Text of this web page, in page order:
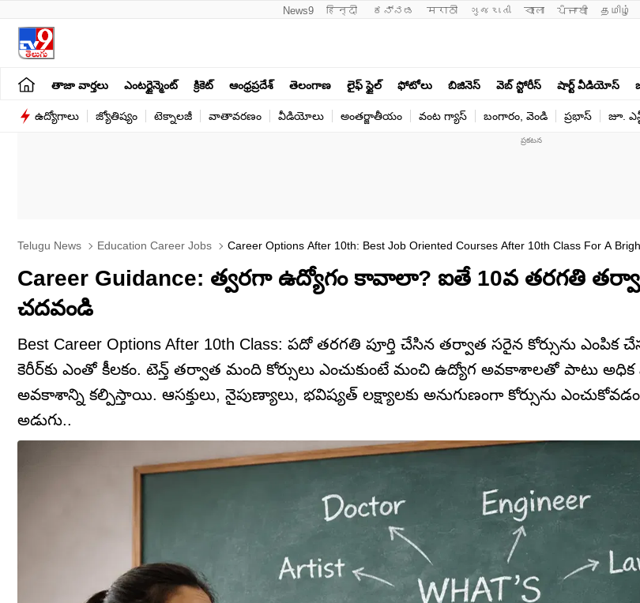
News9 हिन्दी ಕನ್ನಡ मराठी ગુજરાતી বাংলা ਪੰਜਾਬੀ தமிழ்
తాజా వార్తలు ఎంటర్టైన్మెంట్ క్రికెట్ ఆంధ్రప్రదేశ్ తెలంగాణ లైఫ్ స్టైల్ ఫోటోలు బిజినెస్ వెబ్ స్టోరీస్ షార్ట్ వీడియోస్
ఉద్యోగాలు జ్యోతిష్యం టెక్నాలజీ వాతావరణం వీడియోలు అంతర్జాతీయం వంట గ్యాస్ బంగారం, వెండి ప్రభాస్ జూ.
Telugu News Education Career Jobs Career Options After 10th: Best Job Oriented Courses After 10th Class For A
Career Guidance: త్వరగా ఉద్యోగం కావాలా? ఐతే 10వ తరగతి
చదవండి
Best Career Options After 10th Class: పదో తరగతి పూర్తి చేసిన తర్వాత సరైన కోర్సును ఎంపిక
కెరీర్‌కు ఎంతో కీలకం. టెన్త్‌ తర్వాత మంది కోర్సులు ఎంచుకుంటే మంచి ఉద్యోగ అవకాశాలతో పాటు
అవకాశాన్ని కల్పిస్తాయి. ఆసక్తులు, నైపుణ్యాలు, భవిష్యత్ లక్ష్యాలకు అనుగుణంగా కోర్సును
అడుగు..